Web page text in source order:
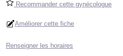
Recommander cette gynécologue
Améliorer cette fiche
Renseigner les horaires